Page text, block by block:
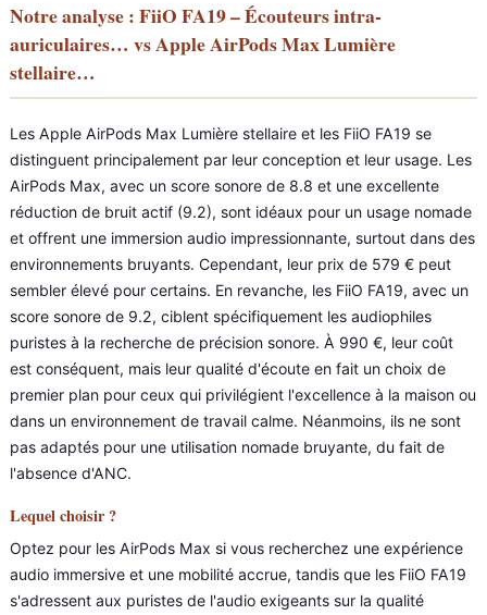
Notre analyse : FiiO FA19 – Écouteurs intra-
auriculaires… vs Apple AirPods Max Lumière
stellaire…
Les Apple AirPods Max Lumière stellaire et les FiiO FA19 se
distinguent principalement par leur conception et leur usage. Les
AirPods Max, avec un score sonore de 8.8 et une excellente
réduction de bruit actif (9.2), sont idéaux pour un usage nomade
et offrent une immersion audio impressionnante, surtout dans des
environnements bruyants. Cependant, leur prix de 579 € peut
sembler élevé pour certains. En revanche, les FiiO FA19, avec un
score sonore de 9.2, ciblent spécifiquement les audiophiles
puristes à la recherche de précision sonore. À 990 €, leur coût
est conséquent, mais leur qualité d'écoute en fait un choix de
premier plan pour ceux qui privilégient l'excellence à la maison ou
dans un environnement de travail calme. Néanmoins, ils ne sont
pas adaptés pour une utilisation nomade bruyante, du fait de
l'absence d'ANC.
Lequel choisir ?
Optez pour les AirPods Max si vous recherchez une expérience
audio immersive et une mobilité accrue, tandis que les FiiO FA19
s'adressent aux puristes de l'audio exigeants sur la qualité